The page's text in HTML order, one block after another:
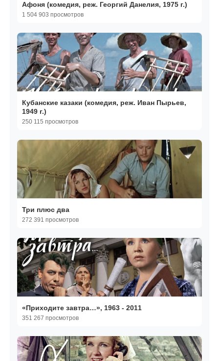
Афоня (комедия, реж. Георгий Данелия, 1975 г.)
1 504 903 просмотров
Кубанские казаки (комедия, реж. Иван Пырьев,
1949 г.)
250 115 просмотров
Три плюс два
272 391 просмотров
«Приходите завтра…», 1963 - 2011
351 267 просмотров